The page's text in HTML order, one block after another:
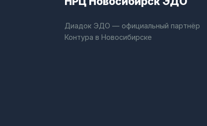
Диадок ЭДО — официальный партнёр
Контура в Новосибирске